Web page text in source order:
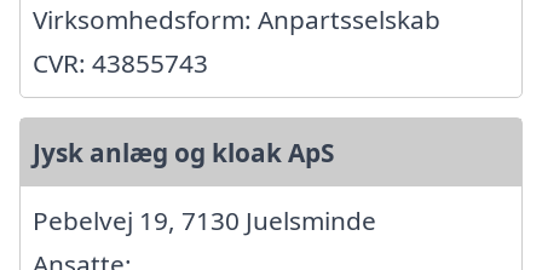
Virksomhedsform: Anpartsselskab
CVR: 43855743
Jysk anlæg og kloak ApS
Pebelvej 19, 7130 Juelsminde